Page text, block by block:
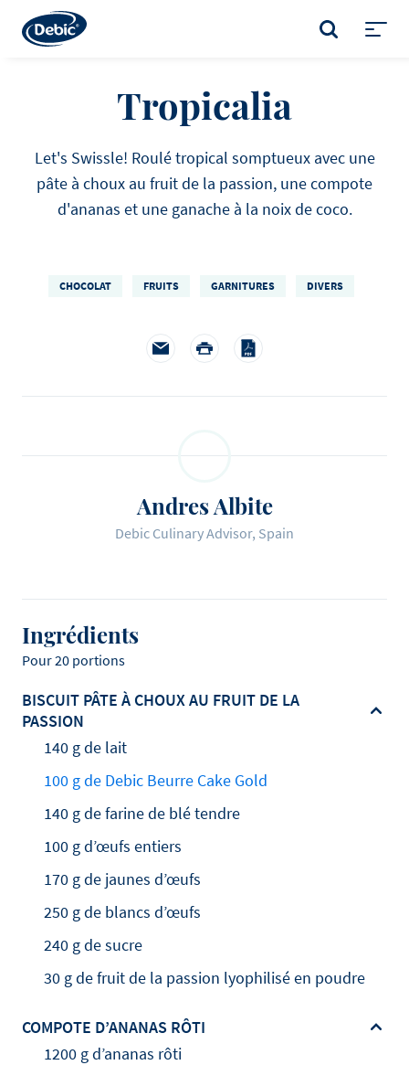
main
RECHERCHER
Tropicalia
Let's Swissle! Roulé tropical somptueux avec une
pâte à choux au fruit de la passion, une compote
d'ananas et une ganache à la noix de coco.
CHOCOLAT FRUITS GARNITURES DIVERS
Andres Albite
Debic Culinary Advisor, Spain
Ingrédients
Pour 20 portions
BISCUIT PÂTE À CHOUX AU FRUIT DE LA
PASSION
140 g de lait
100 g de Debic Beurre Cake Gold
140 g de farine de blé tendre
100 g d’œufs entiers
170 g de jaunes d’œufs
250 g de blancs d’œufs
240 g de sucre
30 g de fruit de la passion lyophilisé en poudre
COMPOTE D’ANANAS RÔTI
1200 g d’ananas rôti